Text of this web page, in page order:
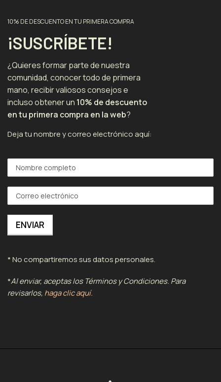
10% DE DESCUENTO EN TU PRIMERA COMPRA
¡SUSCRÍBETE!
¿Quieres formar parte de nuestra
comunidad, conocer todo de primera
mano, recibir valiosos consejos e
incluso obtener un 10% de descuento
en tu primera compra en la web?
Deja tu nombre y correo electrónico aquí:
* No compartiremos sus datos personales.
*Al enviar, aceptas los Términos y Condiciones. Para
revisarlos, haga clic aquí.